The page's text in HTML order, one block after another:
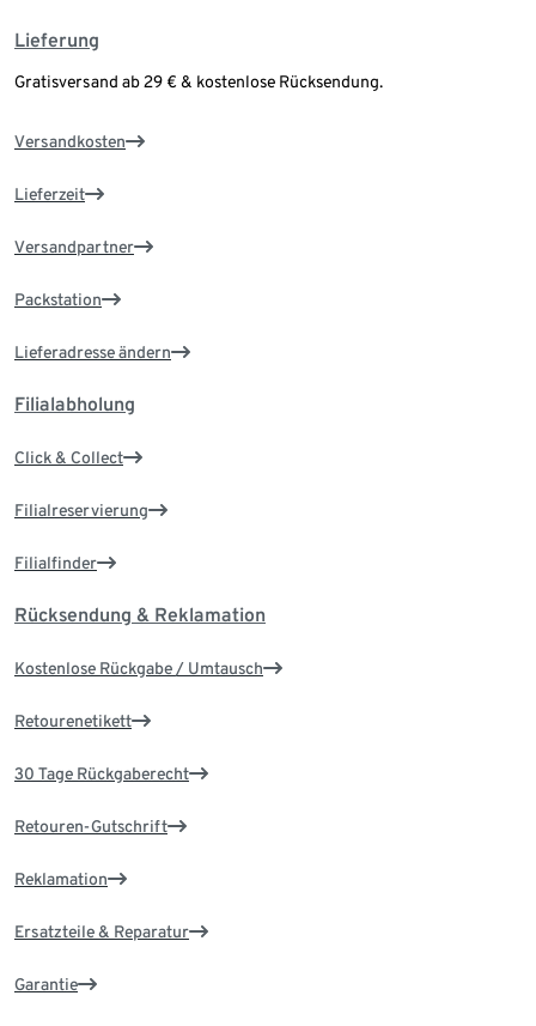
Lieferung
Gratisversand ab 29 € & kostenlose Rücksendung.
Versandkosten
Lieferzeit
Versandpartner
Packstation
Lieferadresse ändern
Filialabholung
Click & Collect
Filialreservierung
Filialfinder
Rücksendung & Reklamation
Kostenlose Rückgabe / Umtausch
Retourenetikett
30 Tage Rückgaberecht
Retouren-Gutschrift
Reklamation
Ersatzteile & Reparatur
Garantie